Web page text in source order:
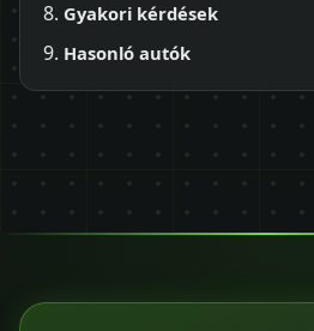
Gyakori kérdések
Hasonló autók